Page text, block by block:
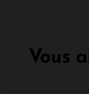
Vous